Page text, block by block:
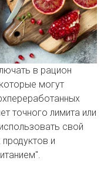
в рацион
могут
точного лимита или
свой
и